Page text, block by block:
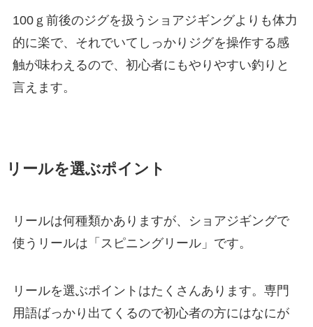
100ｇ前後のジグを扱うショアジギングよりも体力
的に楽で、それでいてしっかりジグを操作する感
触が味わえるので、初心者にもやりやすい釣りと
言えます。
リールを選ぶポイント
リールは何種類かありますが、ショアジギングで
使うリールは「スピニングリール」です。
リールを選ぶポイントはたくさんあります。専門
用語ばっかり出てくるので初心者の方にはなにが